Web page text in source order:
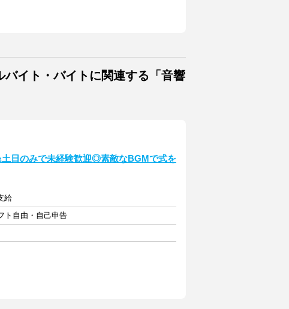
バイト・バイトに関連する「音響
土日のみで未経験歓迎◎素敵なBGMで式を
給
ト自由・自己申告